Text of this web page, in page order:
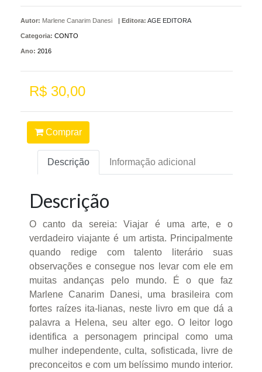
Autor: Marlene Canarim Danesi | Editora: AGE EDITORA
Categoria: CONTO
Ano: 2016
R$ 30,00
Comprar
Descrição Informação adicional
Descrição
O canto da sereia: Viajar é uma arte, e o
verdadeiro viajante é um artista. Principalmente
quando redige com talento literário suas
observações e consegue nos levar com ele em
muitas andanças pelo mundo. É o que faz
Marlene Canarim Danesi, uma brasileira com
fortes raízes ita-lianas, neste livro em que dá a
palavra a Helena, seu alter ego. O leitor logo
identifica a personagem principal como uma
mulher independente, culta, sofisticada, livre de
preconceitos e com um belíssimo mundo interior.